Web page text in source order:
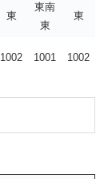
東
東南
東
東
1002 1001 1002